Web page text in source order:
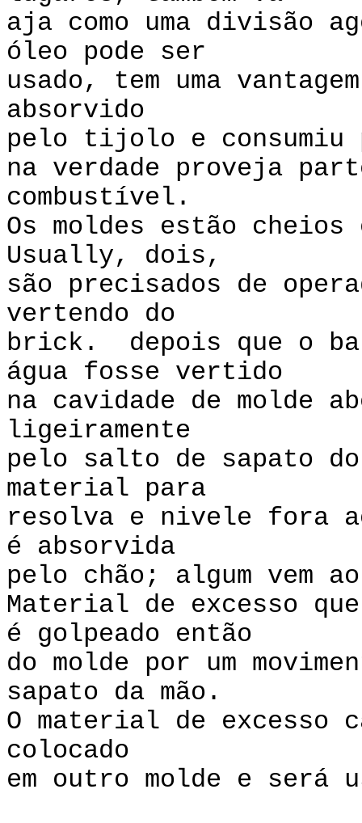
aja como uma divisão
óleo pode ser
usado, tem uma
absorvido
pelo tijolo e
na verdade proveja
combustível.
Os moldes estão
Usually, dois,
são precisados de
vertendo do
brick. depois que o
água fosse vertido
na cavidade de molde
ligeiramente
pelo salto de sapato
material para
resolva e nivele fora
é absorvida
pelo chão; algum vem
Material de excesso
é golpeado então
do molde por um
sapato da mão.
O material de excesso
colocado
em outro molde e será